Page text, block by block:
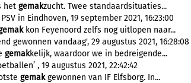
het gemakzucht. Twee standaardsituaties...
in Eindhoven, 19 september 2021, 16:23:00
kon Feyenoord zelfs nog uitlopen naar...
gewonnen vandaag', 29 augustus 2021, 16:28:08
gemakkelijk, waardoor we in bedreigende...
, 19 augustus 2021, 22:42:42
gemakgewonnen van IF Elfsborg. In...